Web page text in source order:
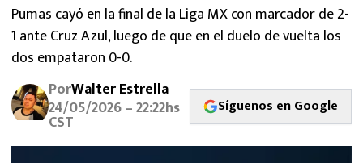
ATLANTE
SELECCIÓN MEXICANA
FUTBOL INTERNACIONAL
MEXICANOS EN EL EXTRANJERO
Pumas cayó en la final de la Liga MX con marcador de 2-
1 ante Cruz Azul, luego de que en el duelo de vuelta los
dos empataron 0-0.
PorWalter Estrella
24/05/2026 – 22:22hs
CST
Síguenos en Google